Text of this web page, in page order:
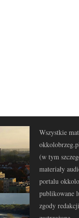
Wszystkie
(w tym
materiały
portalu
publikowane
zgody